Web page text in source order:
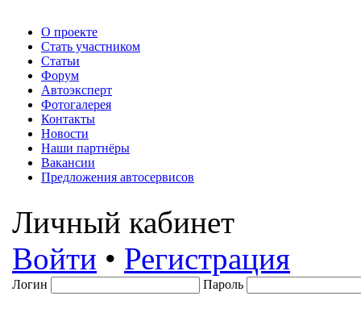
О проекте
Стать участником
Статьи
Форум
Автоэксперт
Фотогалерея
Контакты
Новости
Наши партнёры
Вакансии
Предложения автосервисов
Личный кабинет
Войти • Регистрация
Логин Пароль